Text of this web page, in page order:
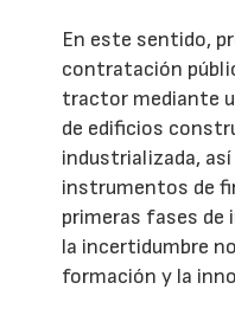
En este sentido,
contratación
tractor mediante
de edificios
industrializada,
instrumentos de
primeras fases de
la incertidumbre
formación y la